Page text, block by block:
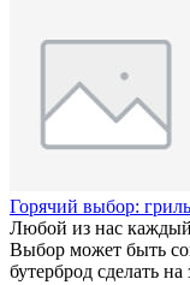
Горячий выбор:
Любой из нас каждый
Выбор может быть
бутерброд сделать